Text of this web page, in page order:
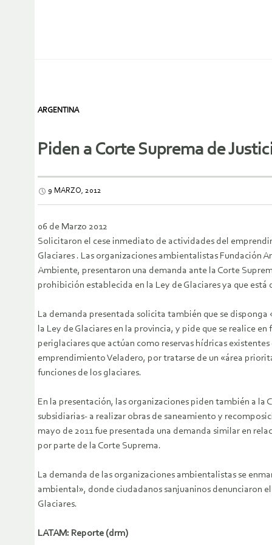
ARGENTINA
Piden a Corte Suprema de
9 MARZO, 2012
06 de Marzo 2012
Solicitaron el cese inmediato de actividades del
Glaciares . Las organizaciones ambientalistas Fundación
Ambiente, presentaron una demanda ante la Corte
prohibición establecida en la Ley de Glaciares ya que
La demanda presentada solicita también que se
la Ley de Glaciares en la provincia, y pide que se realice
periglaciares que actúan como reservas hídricas
emprendimiento Veladero, por tratarse de un «área
funciones de los glaciares.
En la presentación, las organizaciones piden también a la
subsidiarias- a realizar obras de saneamiento y
mayo de 2011 fue presentada una demanda similar en
por parte de la Corte Suprema.
La demanda de las organizaciones ambientalistas se
ambiental», donde ciudadanos sanjuaninos denunciaron
Glaciares.
LATAM: Reporte (drm)